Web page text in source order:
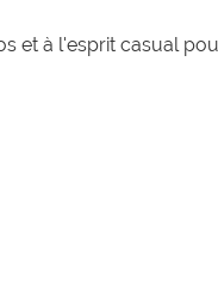
et à l'esprit casual